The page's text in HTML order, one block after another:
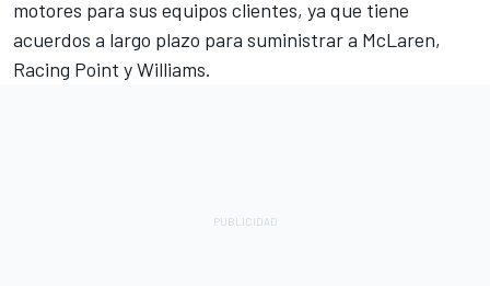
motores para sus equipos clientes, ya que tiene
acuerdos a largo plazo para suministrar a McLaren,
Racing Point yWilliams.